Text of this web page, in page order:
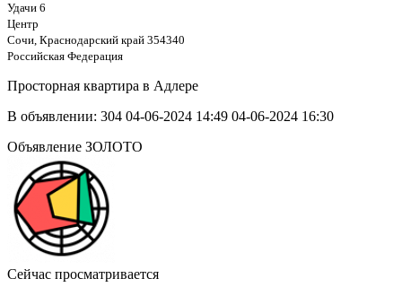
Удачи 6
Центр
Сочи, Краснодарский край 354340
Российская Федерация
Просторная квартира в Адлере
В объявлении: 304 04-06-2024 14:49 04-06-2024 16:30
Объявление ЗОЛОТО
Сейчас просматривается